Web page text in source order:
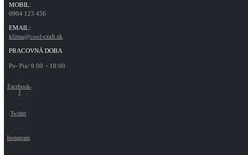
MOBIL:
0904 123 456
EMAIL:
klima@cool-craft.sk
PRACOVNÁ DOBA
Po- Pia/ 9:00 - 18:00
Facebook-
f
Twitter
Instagram